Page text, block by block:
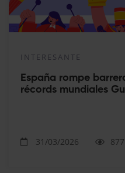
INTERESANTE
España rompe
récords mundiales
31/03/2026